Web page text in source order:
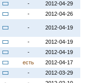
-
2012-04-29
-
2012-04-26
- 2012-04-19
-
2012-04-19
-
2012-04-19
есть
2012-04-17
-
2012-03-29